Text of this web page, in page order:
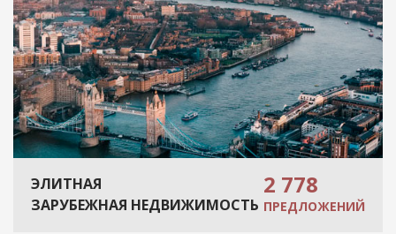
ЭЛИТНАЯ
ЗАРУБЕЖНАЯ НЕДВИЖИМОСТЬ
2 778
ПРЕДЛОЖЕНИЙ